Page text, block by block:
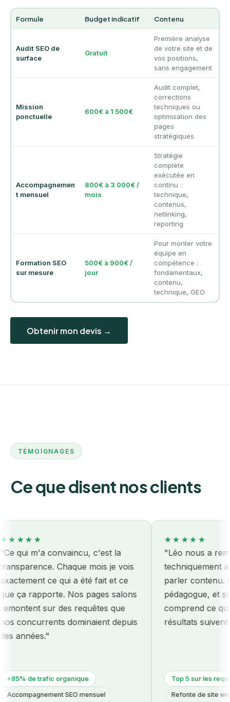
Formule Budget indicatif Contenu
Audit SEO de
surface
Gratuit
Première analyse
de votre site et de
vos positions,
sans engagement
Mission
ponctuelle
600€ à 1 500€
Audit complet,
corrections
techniques ou
optimisation des
pages
stratégiques
Accompagnemen
t mensuel
800€ à 3 000€ /
mois
Stratégie
complète
exécutée en
continu :
technique,
contenus,
netlinking,
reporting
Formation SEO
sur mesure
500€ à 900€ /
jour
Pour monter votre
équipe en
compétence :
fondamentaux,
contenu,
technique, GEO
Obtenir mon devis →
TÉMOIGNAGES
Ce que disent nos clients
m'a convaincu, c'est la
Chaque mois je vois
ce qui a été fait et ce
rapporte. Nos pages salons
sur des requêtes que
dominaient depuis
de trafic organique
SEO mensuel
★★★★★
"Léo nous a remis le
techniquement avant
parler contenu.
pédagogue, et
comprend ce qu'on
résultats suivent."
Top 5 sur les requêtes
Refonte de site web